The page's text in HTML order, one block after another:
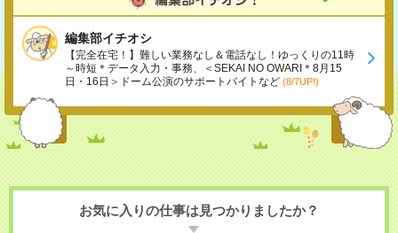
編集部イチオシ
【完全在宅！】難しい業務なし＆電話なし！ゆっくりの11時
～時短＊データ入力・事務、＜SEKAI NO OWARI＊8月15
日・16日＞ドーム公演のサポートバイトなど (8/7UP!)
お気に入りの仕事は見つかりましたか？